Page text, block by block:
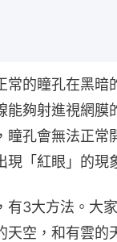
常的瞳孔在黑暗
能夠射進視網膜
瞳孔會無法正常
現「紅眼」的現
有3大方法。大
天空，和有雲的